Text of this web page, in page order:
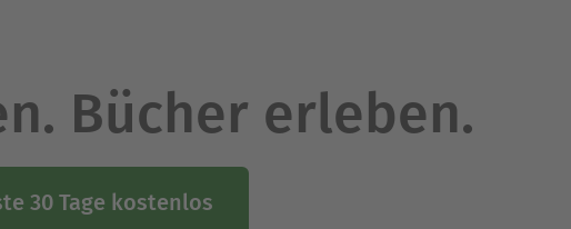
Bücher erleben.
30 Tage kostenlos